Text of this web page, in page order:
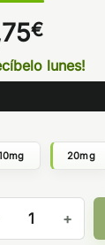
€
lunes!
20mg
Juice Bar